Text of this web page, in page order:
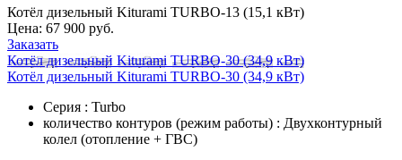
Котёл дизельный Kiturami TURBO-13 (15,1 кВт)
Цена: 67 900 руб.
Заказать
Котёл дизельный Kiturami TURBO-30 (34,9 кВт)
Котёл дизельный Kiturami TURBO-30 (34,9 кВт)
Серия : Turbo
количество контуров (режим работы) : Двухконтурный
колел (отопление + ГВС)